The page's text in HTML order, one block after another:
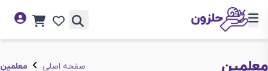
معلمین صفحه اصلی معلمین